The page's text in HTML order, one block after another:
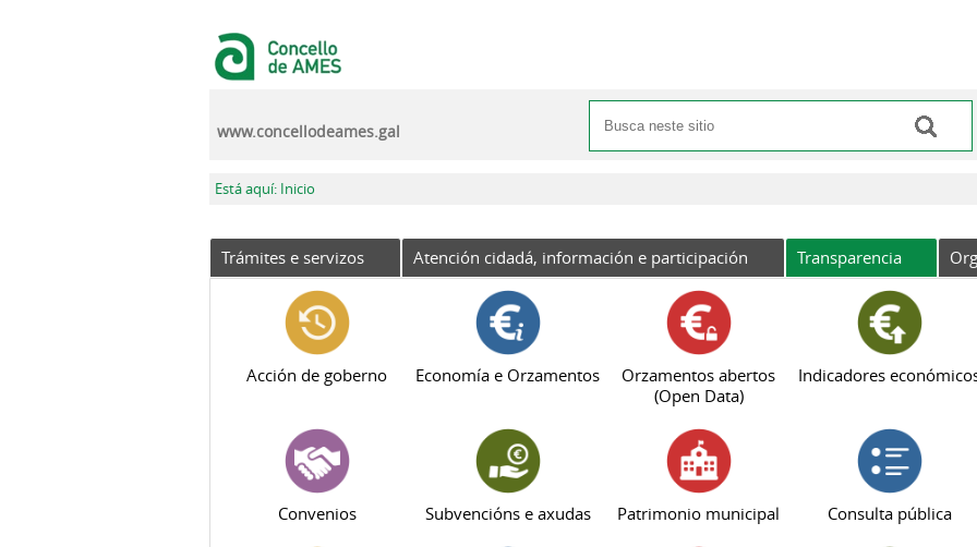
Formulario de busca
Buscar
www.concellodeames.gal
Vostede está aquí
Está aquí: Inicio
Trámites e servizos Atención cidadá, información e participación Transparencia
Acción de goberno Economía e Orzamentos
Orzamentos abertos
(Open Data)
Indicadores
Convenios Subvencións e axudas Patrimonio municipal Consulta pública